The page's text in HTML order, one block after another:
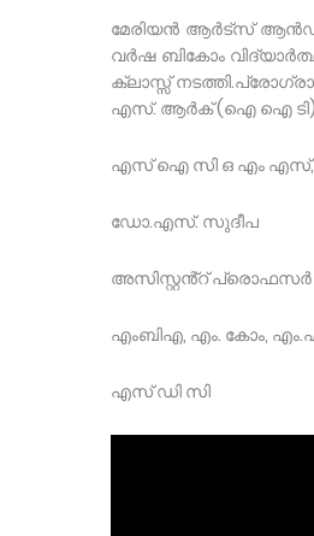
മേരിയൻ ആർട്സ് ആൻഡ്
വർഷ ബികോം
ക്ലാസ്സ്
എസ്. ആർക് (ഐ ഐ ടി)
എസ് ഐ സി ഒ എം എസ്,
ഡോ.എസ്. സുദീപ
അസിസ്റ്റൻ്റ് പ്രൊഫസർ
എംബിഎ, എം. കോം,
എസ് ഡി സി